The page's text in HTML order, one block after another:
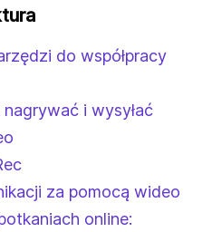
do współpracy
i wysyłać
za pomocą wideo
online: